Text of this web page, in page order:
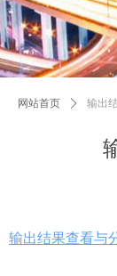
网站首页 ꄲ 输出
输出结果查看与